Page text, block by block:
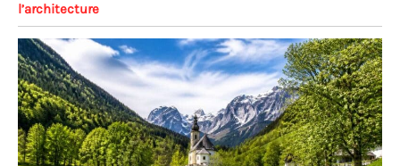
l’architecture